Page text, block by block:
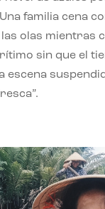
familia cena
olas mientras
sin que el
escena